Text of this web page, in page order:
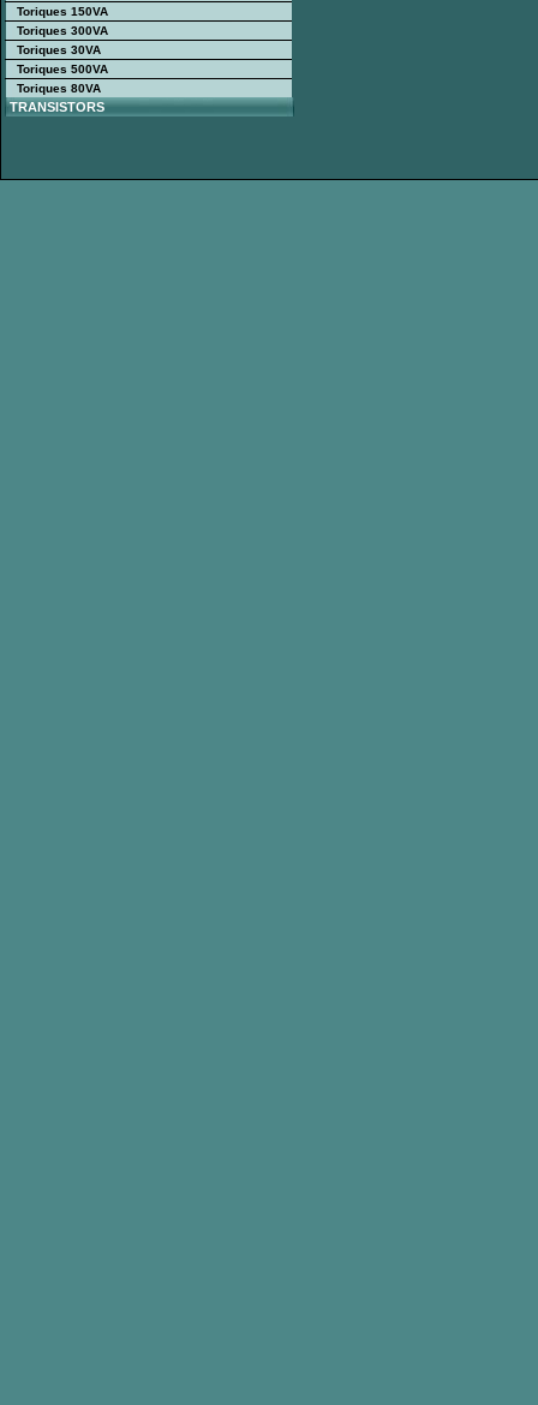
Toriques 150VA
Toriques 300VA
Toriques 30VA
Toriques 500VA
Toriques 80VA
TRANSISTORS